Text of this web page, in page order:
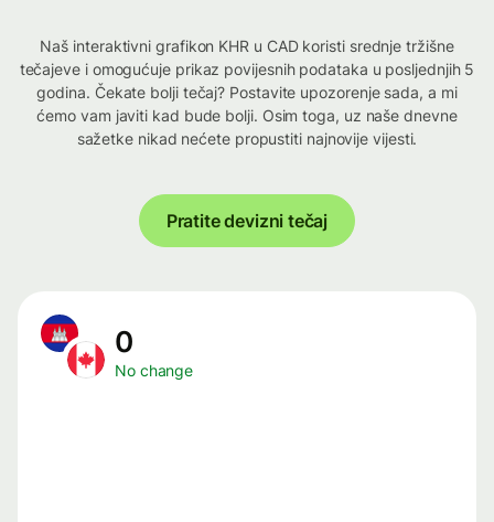
Naš interaktivni grafikon KHR u CAD koristi srednje tržišne
tečajeve i omogućuje prikaz povijesnih podataka u posljednjih 5
godina. Čekate bolji tečaj? Postavite upozorenje sada, a mi
ćemo vam javiti kad bude bolji. Osim toga, uz naše dnevne
sažetke nikad nećete propustiti najnovije vijesti.
Pratite devizni tečaj
0
No change